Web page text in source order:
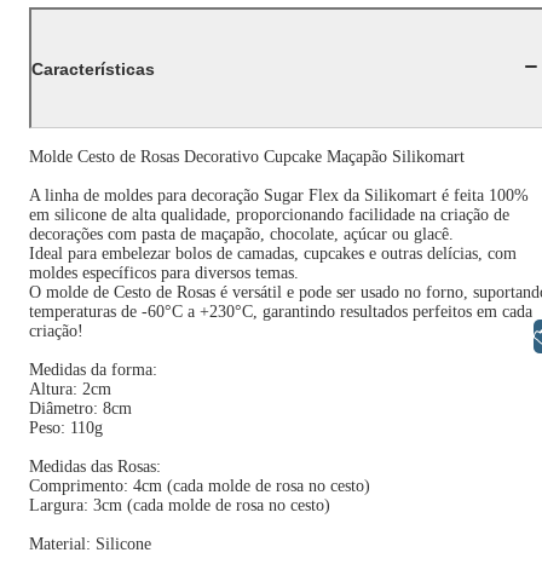
Características
Molde Cesto de Rosas Decorativo Cupcake Maçapão Silikomart
A linha de moldes para decoração Sugar Flex da Silikomart é feita 100%
em silicone de alta qualidade, proporcionando facilidade na criação de
decorações com pasta de maçapão, chocolate, açúcar ou glacê.
Ideal para embelezar bolos de camadas, cupcakes e outras delícias, com
moldes específicos para diversos temas.
O molde de Cesto de Rosas é versátil e pode ser usado no forno,
temperaturas de -60°C a +230°C, garantindo resultados perfeitos em cada
criação!
Medidas da forma:
Altura: 2cm
Diâmetro: 8cm
Peso: 110g
Medidas das Rosas:
Comprimento: 4cm (cada molde de rosa no cesto)
Largura: 3cm (cada molde de rosa no cesto)
Material: Silicone